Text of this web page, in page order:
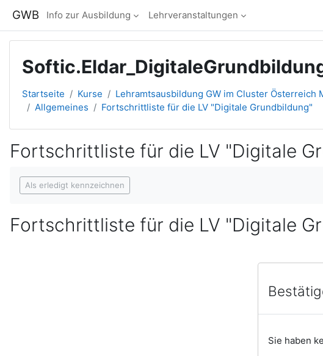
GWB Info zur Ausbildung Lehrveranstaltungen
Startseite Kurse Lehramtsausbildung GW im Cluster Österreich
Allgemeines
Fortschrittliste für die LV "Digitale Grundbildung"
Fortschrittliste für die LV "Digitale
Als erledigt kennzeichnen
Fortschrittliste für die LV "Digitale
Sie haben